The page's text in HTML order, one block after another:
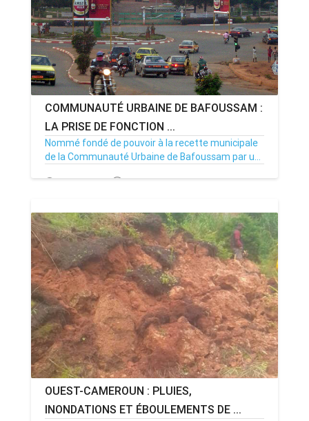
COMMUNAUTÉ URBAINE DE BAFOUSSAM :
LA PRISE DE FONCTION ...
Nommé fondé de pouvoir à la recette municipale
de la Communauté Urbaine de Bafoussam par u...
09/09/22 Par MenouActu 0
OUEST-CAMEROUN : PLUIES,
INONDATIONS ET ÉBOULEMENTS DE ...